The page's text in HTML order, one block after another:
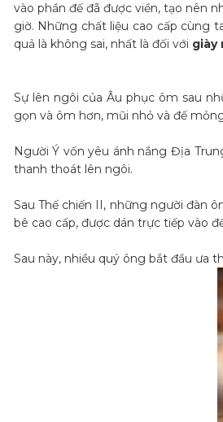
vào phần đế đã được viền, tạo nên
giờ. Những chất liệu cao cấp cùng
quả là không sai, nhất là đối với giày
Sự lên ngôi của Âu phục ôm sau
gọn và ôm hơn, mũi nhỏ và đế
Người Ý vốn yêu ánh nắng Địa
thanh thoát lên ngôi.
Sau Thế chiến II, những người đàn
bê cao cấp, được dán trực tiếp vào
Sau này, nhiều quý ông bắt đầu ưa